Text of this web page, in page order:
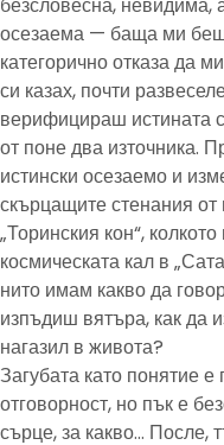
осезаема — баща ми
категорично отказа да
си казах, почти
верифицираш истината
от поне два източника.
истински осезаемо и
скърцащите стенания
„Торинския кон“,
космическата кал в
нито имам какво да
изпъдиш вятъра, как да
нагазил в живота?
Загубата като понятие
отговорност, но пък е
сърце, за какво… После,